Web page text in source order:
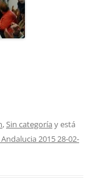
,Sin categoría y está
2015 28-02-